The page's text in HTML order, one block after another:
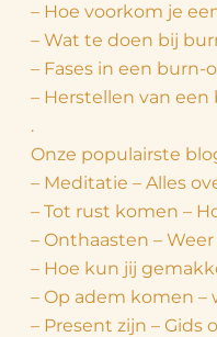
– Hoe voorkom je
– Wat te doen bij
– Fases in een burn-
– Herstellen van
.
Onze populairste
– Meditatie – Alles
– Tot rust komen –
– Onthaasten –
– Hoe kun jij
– Op adem komen –
– Present zijn – Gids